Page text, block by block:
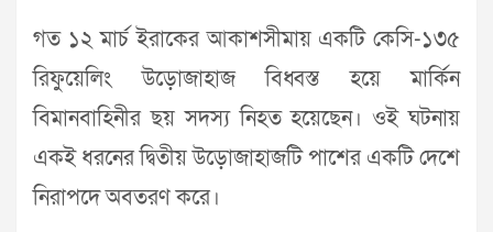
গত ১২ মার্চ ইরাকের আকাশসীমায় একটি কেসি-১৩৫
রিফুয়েলিং উড়োজাহাজ বিধ্বস্ত হয়ে মার্কিন
বিমানবাহিনীর ছয় সদস্য নিহত হয়েছেন। ওই ঘটনায়
একই ধরনের দ্বিতীয় উড়োজাহাজটি পাশের একটি দেশে
নিরাপদে অবতরণ করে।